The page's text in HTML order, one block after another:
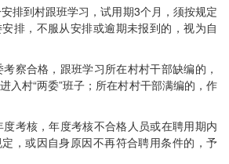
排到村跟班学习，试用期3个月，须按规定
排，不服从安排或逾期未报到的，视为自
察合格，跟班学习所在村村干部缺编的，
入村“两委”班子；所在村村干部满编的，作
考核，年度考核不合格人员或在聘用期内
，或因自身原因不再符合聘用条件的，予